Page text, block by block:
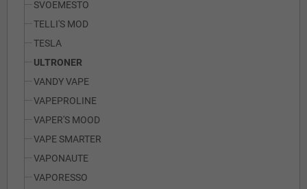
SVOEMESTO
TELLI'S MOD
TESLA
ULTRONER
VANDY VAPE
VAPEPROLINE
VAPER'S MOOD
VAPE SMARTER
VAPONAUTE
VAPORESSO